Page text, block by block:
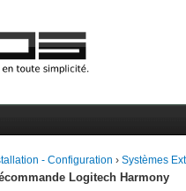
- Configuration ›Systèmes
Logitech Harmony